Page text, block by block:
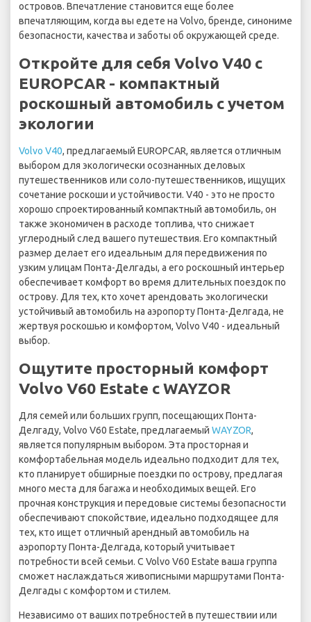
островов. Впечатление становится еще более
впечатляющим, когда вы едете на Volvo, бренде, синониме
безопасности, качества и заботы об окружающей среде.
Откройте для себя Volvo V40 с
EUROPCAR - компактный
роскошный автомобиль с учетом
экологии
Volvo V40, предлагаемый EUROPCAR, является отличным
выбором для экологически осознанных деловых
путешественников или соло-путешественников, ищущих
сочетание роскоши и устойчивости. V40 - это не просто
хорошо спроектированный компактный автомобиль, он
также экономичен в расходе топлива, что снижает
углеродный след вашего путешествия. Его компактный
размер делает его идеальным для передвижения по
узким улицам Понта-Делгады, а его роскошный интерьер
обеспечивает комфорт во время длительных поездок по
острову. Для тех, кто хочет арендовать экологически
устойчивый автомобиль на аэропорту Понта-Делгада, не
жертвуя роскошью и комфортом, Volvo V40 - идеальный
выбор.
Ощутите просторный комфорт
Volvo V60 Estate с WAYZOR
Для семей или больших групп, посещающих Понта-
Делгаду, Volvo V60 Estate, предлагаемый WAYZOR,
является популярным выбором. Эта просторная и
комфортабельная модель идеально подходит для тех,
кто планирует обширные поездки по острову, предлагая
много места для багажа и необходимых вещей. Его
прочная конструкция и передовые системы безопасности
обеспечивают спокойствие, идеально подходящее для
тех, кто ищет отличный арендный автомобиль на
аэропорту Понта-Делгада, который учитывает
потребности всей семьи. С Volvo V60 Estate ваша группа
сможет наслаждаться живописными маршрутами Понта-
Делгады с комфортом и стилем.
Независимо от ваших потребностей в путешествии или